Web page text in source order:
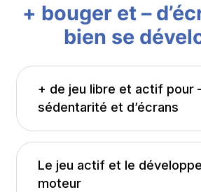
+ bouger et –
bien se
+ de jeu libre et actif pour
sédentarité et d’écrans
Le jeu actif et le
moteur